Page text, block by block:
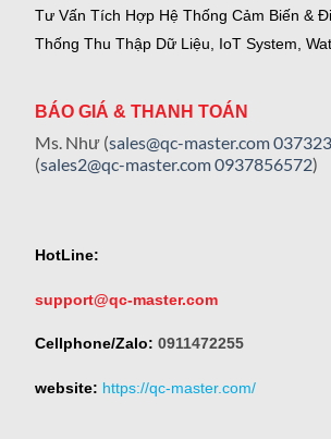
Tư Vấn Tích Hợp Hệ Thống Cảm Biến &
Thống Thu Thập Dữ Liệu, IoT System,
BÁO GIÁ & THANH TOÁN
Ms. Như (sales@qc-master.com
(sales2@qc-master.com0937856572)
HotLine:
support@qc-master.com
Cellphone/Zalo: 0911472255
website: https://qc-master.com/